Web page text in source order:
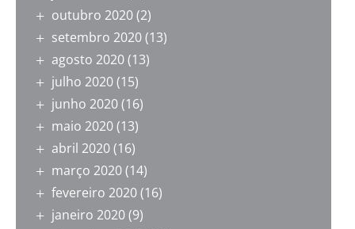
outubro 2020(2)
setembro 2020(13)
agosto 2020(13)
julho 2020(15)
junho 2020(16)
maio 2020(13)
abril 2020(16)
março 2020(14)
fevereiro 2020(16)
janeiro 2020(9)